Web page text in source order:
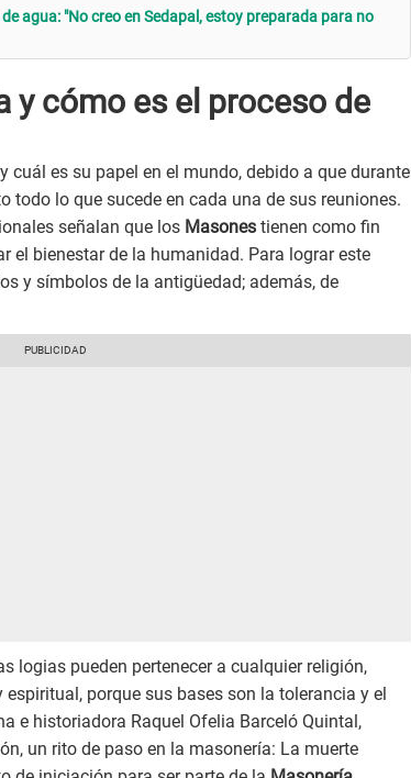
agua: "No creo en Sedapal, estoy preparada para no
y cómo es el proceso de
y cuál es su papel en el mundo, debido a que durante
todo lo que sucede en cada una de sus reuniones.
señalan que los Masones tienen como fin
el bienestar de la humanidad. Para lograr este
y símbolos de la antigüedad; además, de
logias pueden pertenecer a cualquier religión,
porque sus bases son la tolerancia y el
e historiadora Raquel Ofelia Barceló Quintal,
un rito de paso en la masonería: La muerte